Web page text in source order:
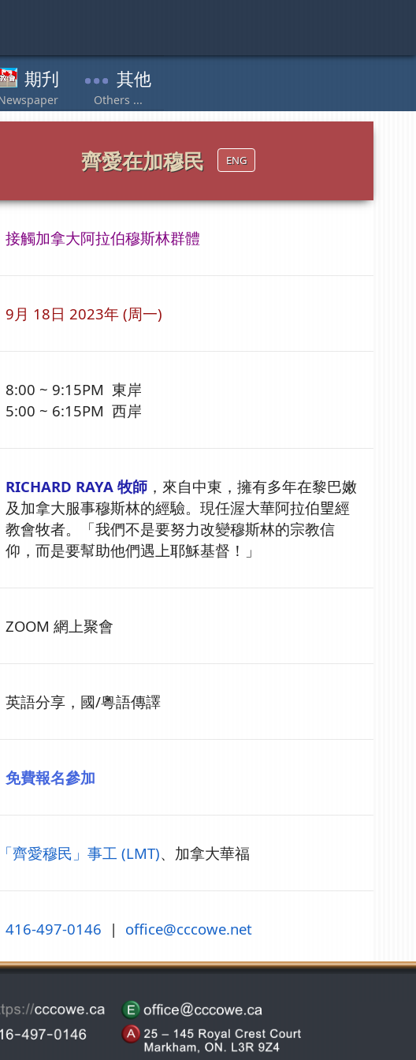
其他
齊愛在加穆民 ENG
接觸加拿大阿拉伯穆斯林群體
9月 18日 2023年 (周一)
8:00 ~ 9:15PM 東岸
5:00 ~ 6:15PM 西岸
RICHARD RAYA 牧師，來自中東，擁有多年在黎巴嫩
及加拿大服事穆斯林的經驗。現任渥大華阿拉伯𤦉經
教會牧者。「我們不是要努力改變穆斯林的宗教信
仰，而是要幫助他們遇上耶穌基督！」
ZOOM 網上聚會
英語分享，國/粵語傳譯
免費報名參加
「齊愛穆民」事工 (LMT)、 加拿大華福
416-497-0146 | office@cccowe.net